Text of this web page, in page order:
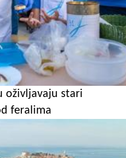
oživljavaju stari
feralima